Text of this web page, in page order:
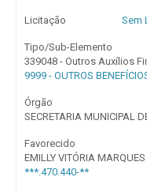
Licitação Sem
Tipo/Sub-Elemento
339048 - Outros Auxílios
9999 - OUTROS
Órgão
SECRETARIA MUNICIPAL
Favorecido
EMILLY VITÓRIA
***.470.440-**